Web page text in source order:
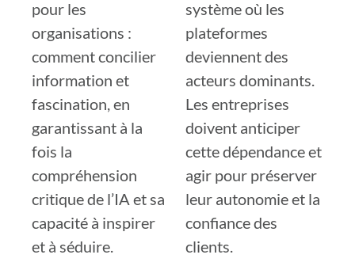
pour les
organisations :
comment concilier
information et
fascination, en
garantissant à la
fois la
compréhension
critique de l’IA et sa
capacité à inspirer
et à séduire.
système où les
plateformes
deviennent des
acteurs dominants.
Les entreprises
doivent anticiper
cette dépendance et
agir pour préserver
leur autonomie et la
confiance des
clients.